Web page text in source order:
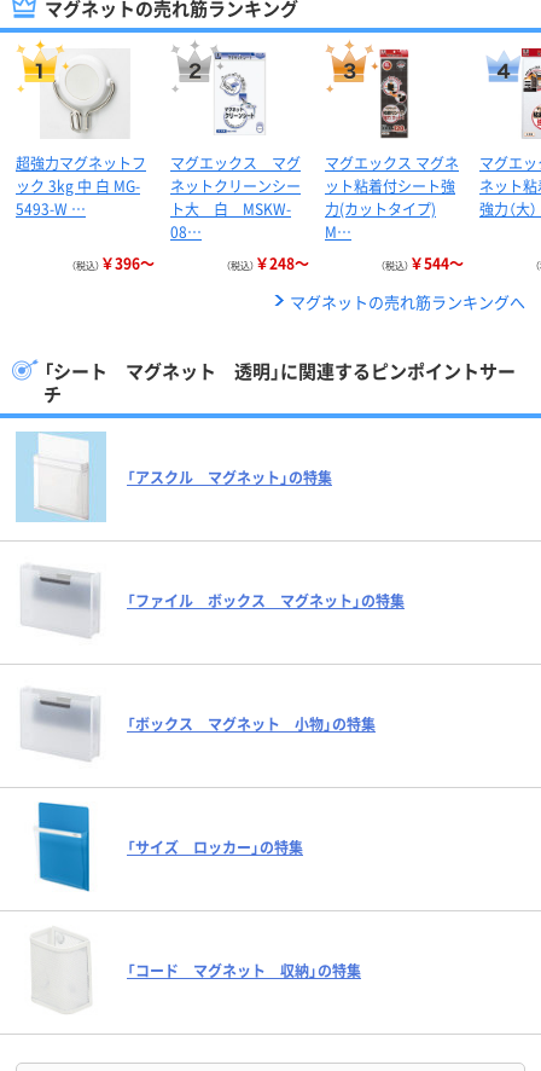
マグネットの売れ筋ランキング
超強力マグネットフ
ック 3kg 中 白 MG-
5493-W …
（税込） ￥396～
マグエックス マグ
ネットクリーンシー
ト大 白 MSKW-
08…
（税込） ￥248～
マグエックス マグネ
ット粘着付シート強
力(カットタイプ)
M…
（税込） ￥544～
マグエ
ネット
強力（大
マグネットの売れ筋ランキングへ
「シート マグネット 透明」に関連するピンポイントサー
チ
「アスクル マグネット」の特集
「ファイル ボックス マグネット」の特集
「ボックス マグネット 小物」の特集
「サイズ ロッカー」の特集
「コード マグネット 収納」の特集